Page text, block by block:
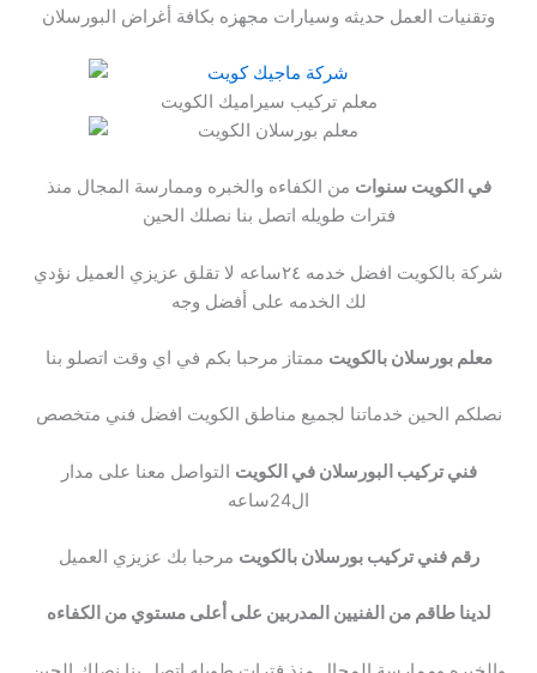
وتقنيات العمل حديثه وسيارات مجهزه بكافة أغراض البورسلان
معلم تركيب سيراميك الكويت
في الكويت سنوات من الكفاءه والخبره وممارسة المجال منذ
فترات طويله اتصل بنا نصلك الحين
شركة بالكويت افضل خدمه ٢٤ساعه لا تقلق عزيزي العميل نؤدي
لك الخدمه على أفضل وجه
معلم بورسلان بالكويت ممتاز مرحبا بكم في اي وقت اتصلو بنا
نصلكم الحين خدماتنا لجميع مناطق الكويت افضل فني متخصص
فني تركيب البورسلان في الكويت التواصل معنا على مدار
ال24ساعه
رقم فني تركيب بورسلان بالكويت مرحبا بك عزيزي العميل
لدينا طاقم من الفنيين المدربين على أعلى مستوي من الكفاءه